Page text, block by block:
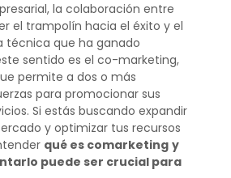
la colaboración entre
el trampolín hacia el éxito y el
técnica que ha ganado
sentido es el co-marketing,
permite a dos o más
para promocionar sus
Si estás buscando expandir
y optimizar tus recursos
qué es comarketing y
puede ser crucial para